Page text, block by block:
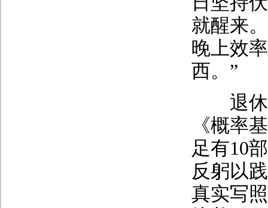
就醒来
晚上效
西。”
退休
《概率
足有10
反躬以
真实写